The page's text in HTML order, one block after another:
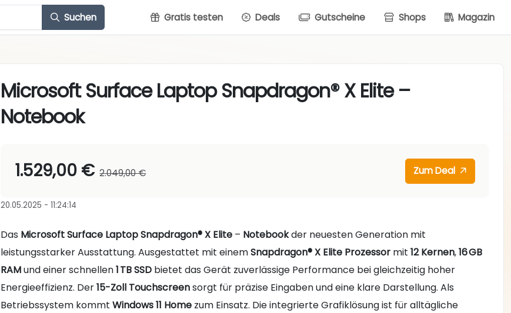
Suchen Gratis testen Deals Gutscheine Shops Magazin
Microsoft Surface Laptop Snapdragon® X Elite –
Notebook
1.529,00 € 2.049,00 € Zum Deal
20.05.2025 - 11:24:14
Das Microsoft Surface Laptop Snapdragon® X Elite – Notebookder neuesten Generation mit
leistungsstarker Ausstattung. Ausgestattet mit einemSnapdragon® X Elite Prozessor mit12 Kernen,16 GB
RAMund einer schnellen1 TB SSD bietet das Gerät zuverlässige Performance bei gleichzeitig hoher
Energieeffizienz. Der15-Zoll Touchscreensorgt für präzise Eingaben und eine klare Darstellung. Als
Betriebssystem kommtWindows 11 Home zum Einsatz. Die integrierte Grafiklösung ist für alltägliche